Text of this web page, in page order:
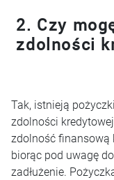
2. Czy
zdolności
Tak, istnieją
zdolności
zdolność finansową
biorąc pod uwagę
zadłużenie.